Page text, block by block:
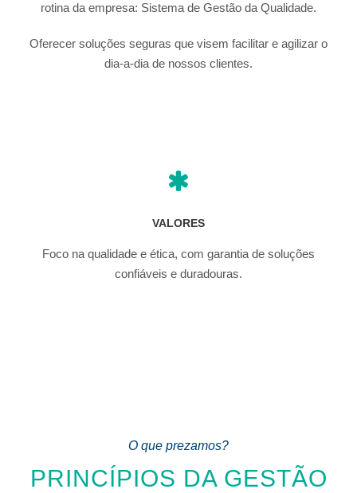
rotina da empresa: Sistema de Gestão da Qualidade.
Oferecer soluções seguras que visem facilitar e agilizar o
dia-a-dia de nossos clientes.
VALORES
Foco na qualidade e ética, com garantia de soluções
confiáveis e duradouras.
O que prezamos?
PRINCÍPIOS DA GESTÃO